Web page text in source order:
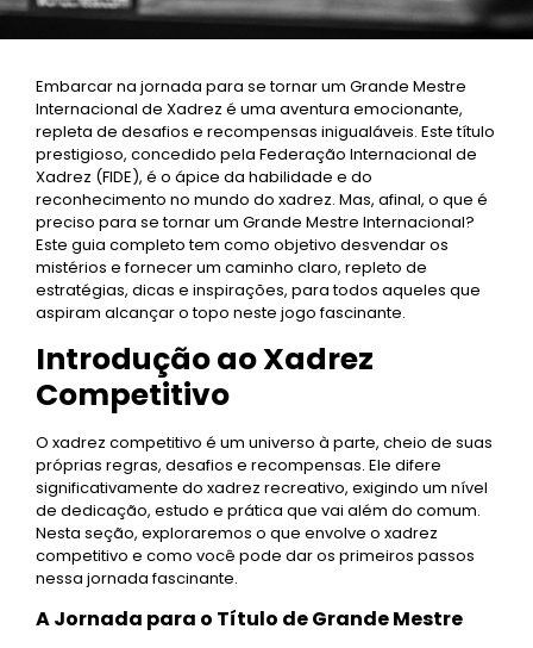
Embarcar na jornada para se tornar um Grande Mestre
Internacional de Xadrez é uma aventura emocionante,
repleta de desafios e recompensas inigualáveis. Este título
prestigioso, concedido pela Federação Internacional de
Xadrez (FIDE), é o ápice da habilidade e do
reconhecimento no mundo do xadrez. Mas, afinal, o que é
preciso para se tornar um Grande Mestre Internacional?
Este guia completo tem como objetivo desvendar os
mistérios e fornecer um caminho claro, repleto de
estratégias, dicas e inspirações, para todos aqueles que
aspiram alcançar o topo neste jogo fascinante.
Introdução ao Xadrez
Competitivo
O xadrez competitivo é um universo à parte, cheio de suas
próprias regras, desafios e recompensas. Ele difere
significativamente do xadrez recreativo, exigindo um nível
de dedicação, estudo e prática que vai além do comum.
Nesta seção, exploraremos o que envolve o xadrez
competitivo e como você pode dar os primeiros passos
nessa jornada fascinante.
A Jornada para o Título de Grande Mestre